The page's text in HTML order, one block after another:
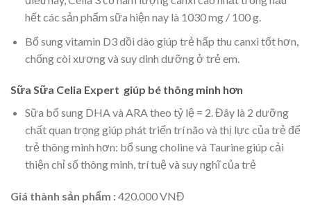
hết các sản phẩm sữa hiện nay là 1030 mg / 100 g.
Bổ sung vitamin D3 dồi dào giúp trẻ hấp thu canxi tốt hơn,
chống còi xương và suy dinh dưỡng ở trẻ em.
Sữa Sữa Celia Expert giúp bé thông minh hơn
Sữa bổ sung DHA và ARA theo tỷ lệ = 2. Đây là 2 dưỡng
chất quan trọng giúp phát triển trí não và thị lực của trẻ để
trẻ thông minh hơn: bổ sung choline và Taurine giúp cải
thiện chỉ số thông minh, trí tuệ và suy nghĩ của trẻ
Giá thành sản phẩm :420.000 VNĐ